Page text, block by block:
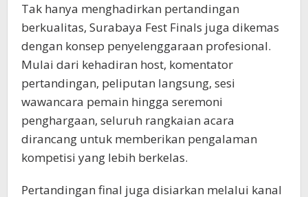
Tak hanya menghadirkan pertandingan
berkualitas, Surabaya Fest Finals juga dikemas
dengan konsep penyelenggaraan profesional.
Mulai dari kehadiran host, komentator
pertandingan, peliputan langsung, sesi
wawancara pemain hingga seremoni
penghargaan, seluruh rangkaian acara
dirancang untuk memberikan pengalaman
kompetisi yang lebih berkelas.
Pertandingan final juga disiarkan melalui kanal